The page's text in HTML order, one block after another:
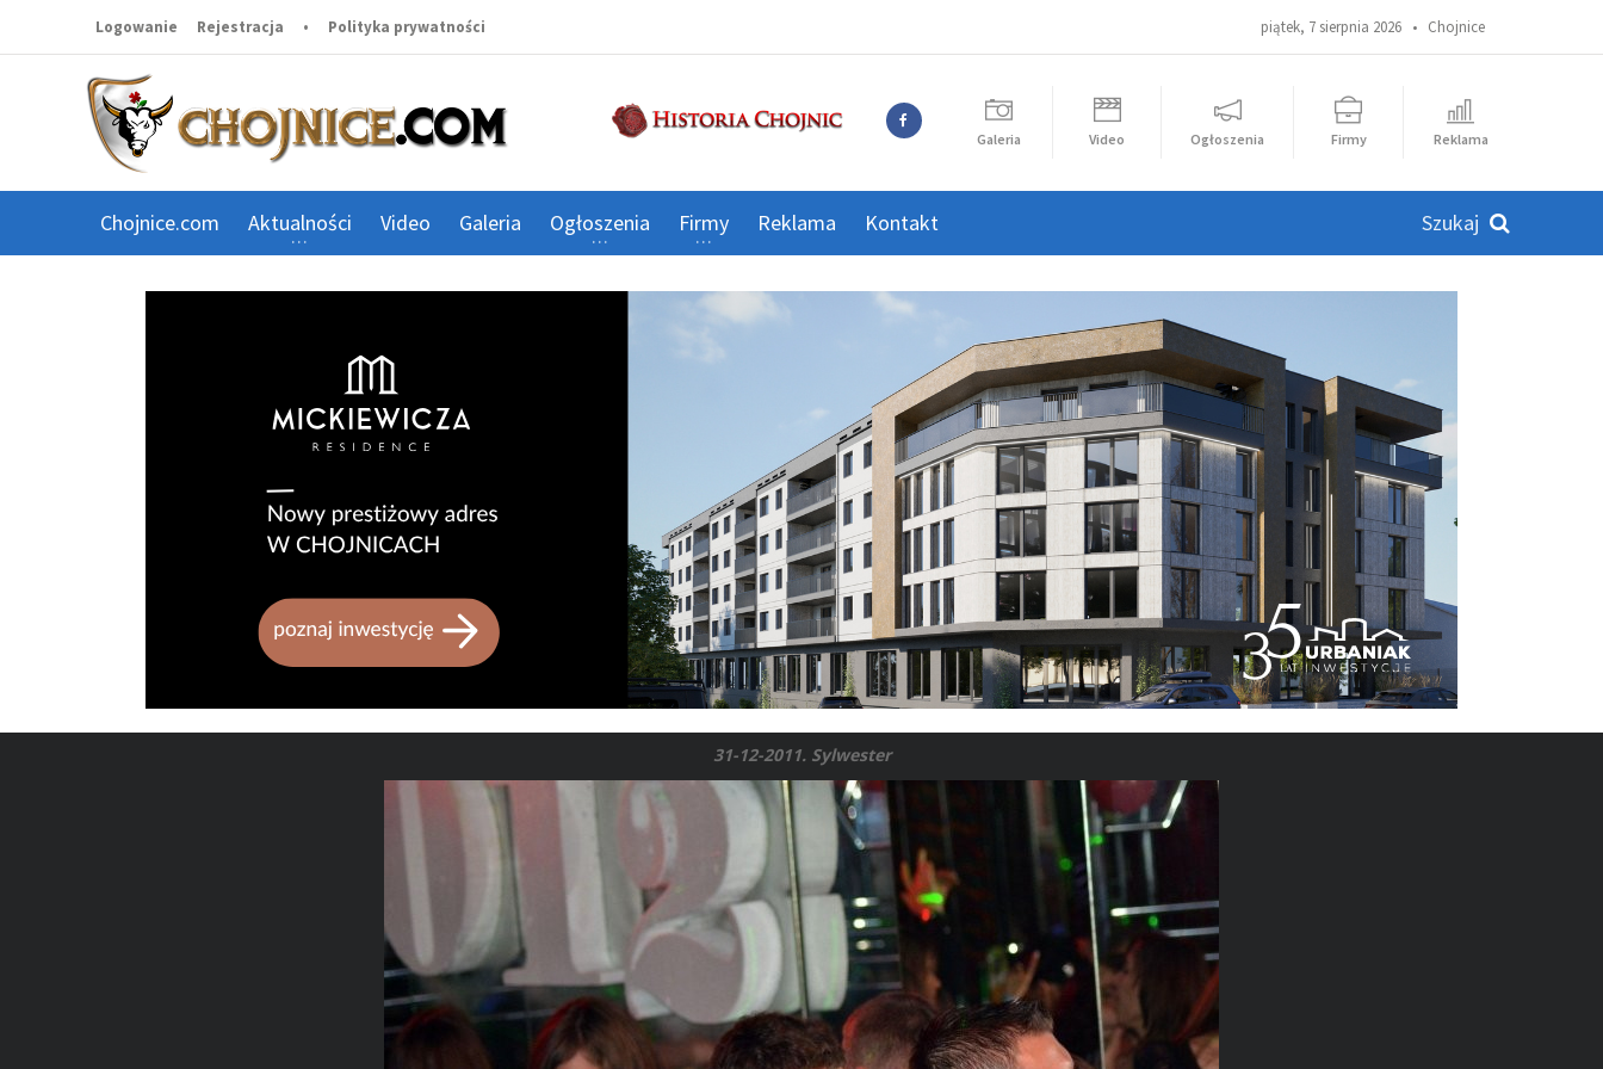
piątek, 7 sierpnia 2026 • Chojnice
Logowanie Rejestracja • Polityka prywatności
Galeria Video Ogłoszenia Firmy Reklama
Chojnice.com Aktualności Video Galeria Ogłoszenia Firmy Reklama Kontakt
31-12-2011. Sylwester